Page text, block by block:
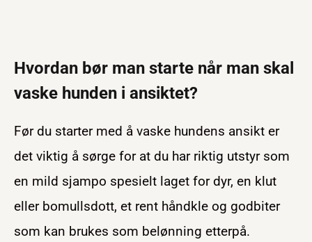
Hvordan bør man starte når man skal
vaske hunden i ansiktet?
Før du starter med å vaske hundens ansikt er
det viktig å sørge for at du har riktig utstyr som
en mild sjampo spesielt laget for dyr, en klut
eller bomullsdott, et rent håndkle og godbiter
som kan brukes som belønning etterpå.